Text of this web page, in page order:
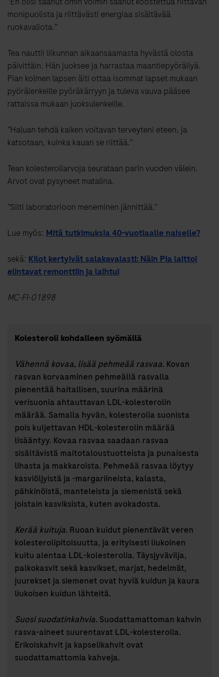
monipuolista ja riittävästi energiaa sisältävää
ruokavaliota.”
Tea nauttii liikunnan aikaansaamasta hyvästä olosta
päivittäin. Hän juoksee ja harrastaa maantiepyöräilyä.
Pian kolmen lapsen äiti ottaa isommat lapset mukaan
pyörälenkeille pyöräkärryyn ja tuleva vauva pääsee
rattaissa mukaan juoksulenkeille.
”Haluan tehdä kaiken voitavan terveyteni eteen, ja
katsotaan, kuinka kauan se riittää.”
Tean kolesteroliarvoja seurataan parin vuoden välein.
Arvot ovat pysyneet matalina.
”Silti laboratorioon meneminen jännittää.”
Lue myös: Mitä tutkimuksia 40-vuotiaalle naiselle?
sekä: Kilot kertyivät salakavalasti: Näin Pia laittoi
elintavat remonttiin ja laihtui
MC-FI-01898
Kolesteroli kohdalleen syömällä
Vähennä kovaa, lisää pehmeää rasvaa. Kovan
rasvan korvaaminen pehmeällä rasvalla
pienentää haitallisen, suurina määrinä
verisuonia ahtauttavan LDL-kolesterolin
määrää. Samalla hyvän, kolesterolia suonista
pois kuljettavan HDL-kolesterolin määrää
lisääntyy. Kovaa rasvaa saadaan rasvaa
sisältävistä maitotaloustuotteista ja punaisesta
lihasta ja makkaroista. Pehmeää rasvaa löytyy
kasviöljyistä ja -margariineista, kalasta,
pähkinöistä, manteleista ja siemenistä sekä
joistain kasviksista, kuten avokadosta.
Kerää kuituja. Ruoan kuidut pienentävät veren
kolesterolipitoisuutta, ja erityisesti liukoinen
kuitu alentaa LDL-kolesterolia. Täysjyvävilja,
palkokasvit sekä kasvikset, marjat, hedelmät,
juurekset ja siemenet ovat hyviä kuidun ja kaura
liukoisen kuidun lähteitä.
Suosi suodatinkahvia. Suodattamattoman kahvin
rasva-aineet suurentavat LDL-kolesterolia.
Erikoiskahvit ja kapselikahvit ovat
suodattamattomia kahveja.